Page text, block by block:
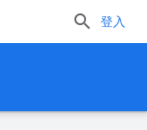
登入